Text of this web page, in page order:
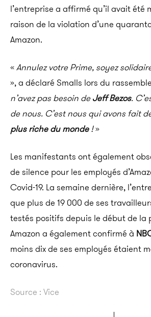
l’entreprise a affirmé qu’il avait été
raison de la violation d’une
Amazon.
«Annulez votre Prime, soyez
», a déclaré Smalls lors du
n’avez pas besoin deJeff Bezos.
de nous. C’est nous qui avons fait
plus riche du monde!»
Les manifestants ont également
de silence pour les employés
Covid-19. La semaine dernière,
que plus de 19 000 de ses
testés positifs depuis le début de la
Amazon a également confirmé à
moins dix de ses employés étaient
coronavirus.
Source : Vice